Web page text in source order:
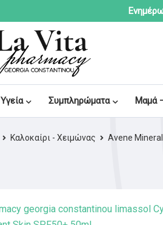
Υγεία Συμπληρώματα Μαμά
Καλοκαίρι - Χειμώνας Avene